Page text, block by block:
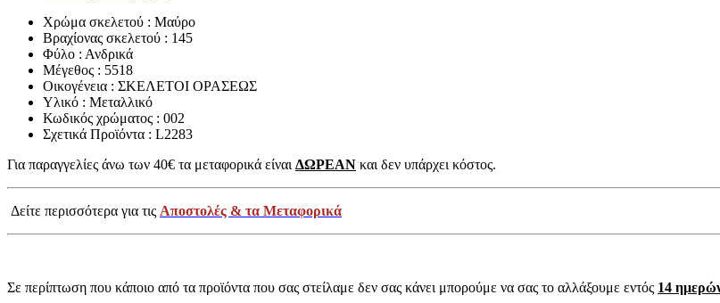
Χρώμα σκελετού : Μαύρο
Βραχίονας σκελετού : 145
Φύλο : Ανδρικά
Μέγεθος : 5518
Οικογένεια : ΣΚΕΛΕΤΟΙ ΟΡΑΣΕΩΣ
Υλικό : Μεταλλικό
Κωδικός χρώματος : 002
Σχετικά Προϊόντα : L2283
Για παραγγελίες άνω των 40€ τα μεταφορικά είναι ΔΩΡΕΑΝ και δεν υπάρχει κόστος.
Δείτε περισσότερα για τις Αποστολές & τα Μεταφορικά
Σε περίπτωση που κάποιο από τα προϊόντα που σας στείλαμε δεν σας κάνει μπορούμε να σας το αλλάξουμε εντός 14